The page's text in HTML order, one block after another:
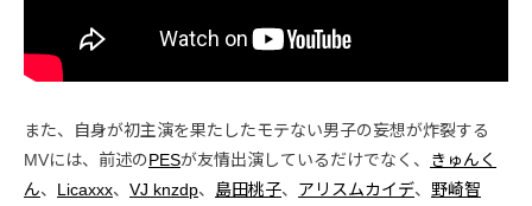
また、自身が初主演を果たしたモテない男子の妄想が炸裂する
MVには、前述のPESが友情出演しているだけでなく、
きゅんく
ん、 Licaxxx、 VJ knzdp、 島田桃子、 アリスムカイデ、 野崎智